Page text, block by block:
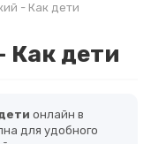
- Как дети
Как дети
онлайн в
для удобного